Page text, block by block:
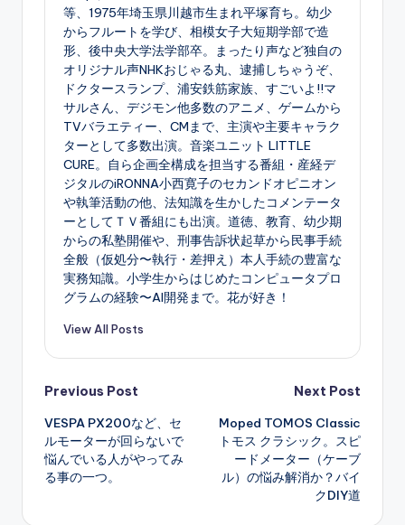
等、1975年埼玉県川越市生まれ平塚育ち。幼少
からフルートを学び、相模女子大短期学部で造
形、後中央大学法学部卒。まったり声など独自の
オリジナル声NHKおじゃる丸、逮捕しちゃうぞ、
ドクタースランプ、浦安鉄筋家族、すごいよ!!マ
サルさん、デジモン他多数のアニメ、ゲームから
TVバラエティー、CMまで、主演や主要キャラク
ターとして多数出演。音楽ユニット LITTLE
CURE。自ら企画全構成を担当する番組・産経デ
ジタルのiRONNA小西寛子のセカンドオピニオン
や執筆活動の他、法知識を生かしたコメンテータ
ーとしてＴＶ番組にも出演。道徳、教育、幼少期
からの私塾開催や、刑事告訴状起草から民事手続
全般（仮処分〜執行・差押え）本人手続の豊富な
実務知識。小学生からはじめたコンピュータプロ
グラムの経験〜AI開発まで。花が好き！
View All Posts
Post
navigation
Previous Post
VESPA PX200など、セ
ルモーターが回らないで
悩んでいる人がやってみ
る事の一つ。
Next Post
Moped TOMOS Classic
トモス クラシック。スピ
ードメーター（ケーブ
ル）の悩み解消か？バイ
クDIY道